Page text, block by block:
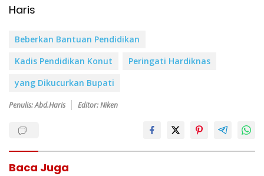
Haris
Beberkan Bantuan Pendidikan
Kadis Pendidikan Konut
Peringati Hardiknas
yang Dikucurkan Bupati
Penulis: Abd.Haris Editor: Niken
Baca Juga